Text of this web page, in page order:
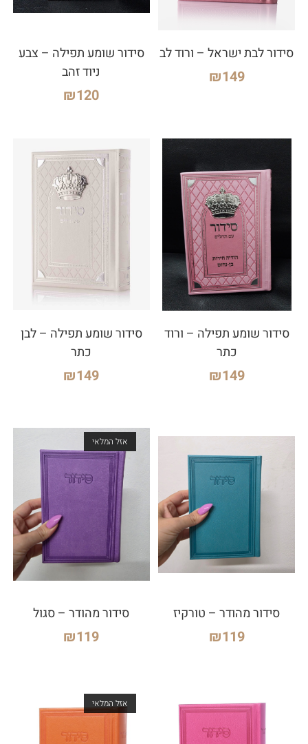
סידור לבת ישראל – ורוד לב
₪149
סידור שומע תפילה – צבע
ניוד זהב
₪120
סידור שומע תפילה – ורוד
כתר
₪149
סידור שומע תפילה – לבן
כתר
₪149
סידור מהודר – טורקיז
₪119
אזל המלאי
סידור מהודר – סגול
₪119
אזל המלאי